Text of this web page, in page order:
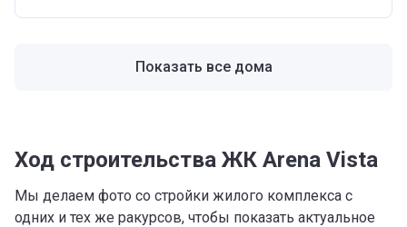
Показать все дома
Ход строительства ЖК Arena Vista
Мы делаем фото со стройки жилого комплекса с
одних и тех же ракурсов, чтобы показать актуальное